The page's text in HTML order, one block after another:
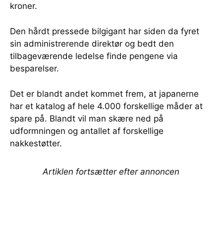
kroner.
Den hårdt pressede bilgigant har siden da fyret
sin administrerende direktør og bedt den
tilbageværende ledelse finde pengene via
besparelser.
Det er blandt andet kommet frem, at japanerne
har et katalog af hele 4.000 forskellige måder at
spare på. Blandt vil man skære ned på
udformningen og antallet af forskellige
nakkestøtter.
Artiklen fortsætter efter annoncen